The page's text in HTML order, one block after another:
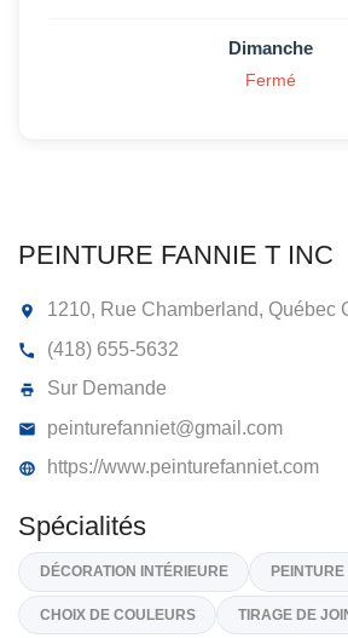
PEINTURE FANNIE T INC
(418) 655-5632
Sur Demande
peinturefanniet@gmail.com
Dimanche
Fermé